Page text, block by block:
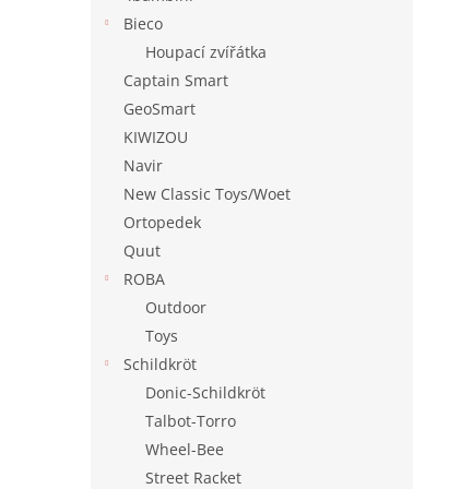
Bieco
Houpací zvířátka
Captain Smart
GeoSmart
KIWIZOU
Navir
New Classic Toys/Woet
Ortopedek
Quut
ROBA
Outdoor
Toys
Schildkröt
Donic-Schildkröt
Talbot-Torro
Wheel-Bee
Street Racket